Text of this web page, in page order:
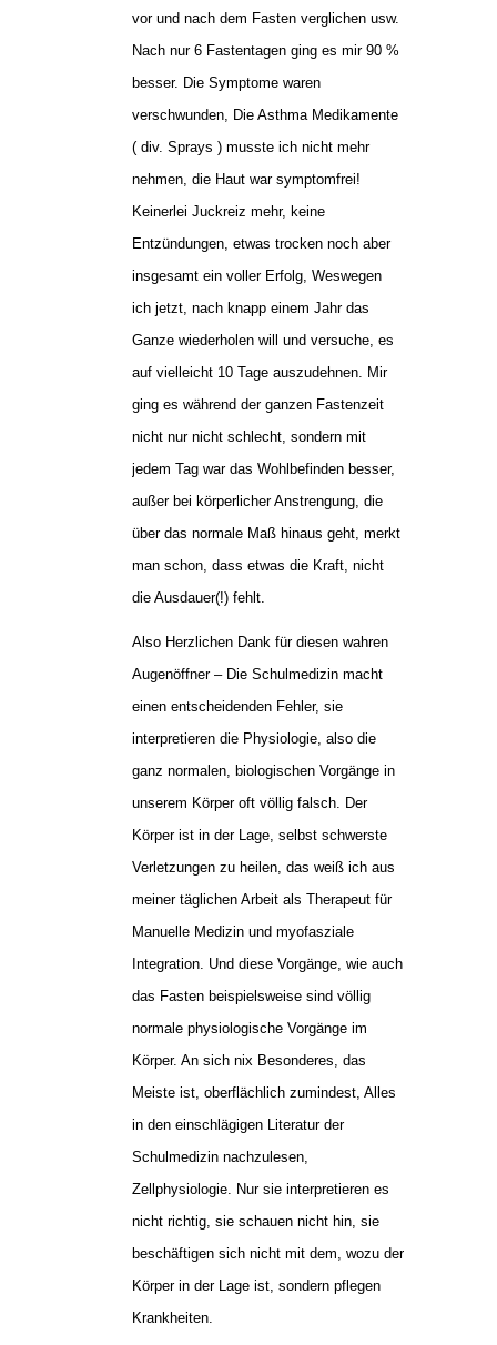
vor und nach dem Fasten verglichen usw.
Nach nur 6 Fastentagen ging es mir 90 %
besser. Die Symptome waren
verschwunden, Die Asthma Medikamente
( div. Sprays ) musste ich nicht mehr
nehmen, die Haut war symptomfrei!
Keinerlei Juckreiz mehr, keine
Entzündungen, etwas trocken noch aber
insgesamt ein voller Erfolg, Weswegen
ich jetzt, nach knapp einem Jahr das
Ganze wiederholen will und versuche, es
auf vielleicht 10 Tage auszudehnen. Mir
ging es während der ganzen Fastenzeit
nicht nur nicht schlecht, sondern mit
jedem Tag war das Wohlbefinden besser,
außer bei körperlicher Anstrengung, die
über das normale Maß hinaus geht, merkt
man schon, dass etwas die Kraft, nicht
die Ausdauer(!) fehlt.
Also Herzlichen Dank für diesen wahren
Augenöffner – Die Schulmedizin macht
einen entscheidenden Fehler, sie
interpretieren die Physiologie, also die
ganz normalen, biologischen Vorgänge in
unserem Körper oft völlig falsch. Der
Körper ist in der Lage, selbst schwerste
Verletzungen zu heilen, das weiß ich aus
meiner täglichen Arbeit als Therapeut für
Manuelle Medizin und myofasziale
Integration. Und diese Vorgänge, wie auch
das Fasten beispielsweise sind völlig
normale physiologische Vorgänge im
Körper. An sich nix Besonderes, das
Meiste ist, oberflächlich zumindest, Alles
in den einschlägigen Literatur der
Schulmedizin nachzulesen,
Zellphysiologie. Nur sie interpretieren es
nicht richtig, sie schauen nicht hin, sie
beschäftigen sich nicht mit dem, wozu der
Körper in der Lage ist, sondern pflegen
Krankheiten.